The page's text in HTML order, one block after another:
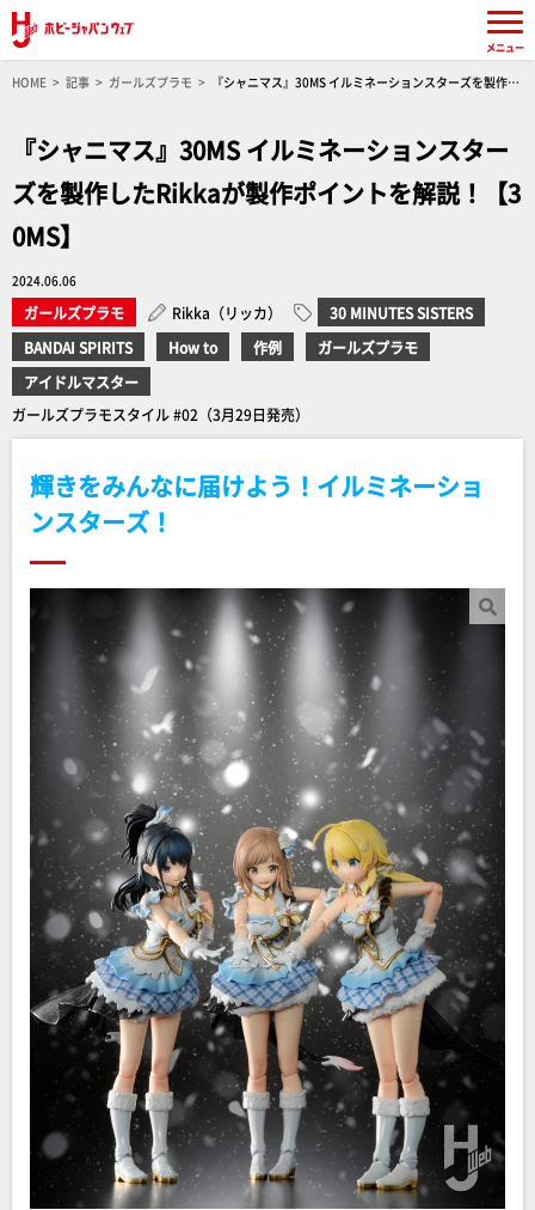
HOME 記事 ガールズプラモ
『シャニマス』30MS イルミネーションスターズを製作し
『シャニマス』30MS イルミネーションスター
ズを製作したRikkaが製作ポイントを解説！【3
0MS】
2024.06.06
ガールズプラモ Rikka（リッカ）
30 MINUTES SISTERS
BANDAI SPIRITS
How to 作例
ガールズプラモ
アイドルマスター
ガールズプラモスタイル #02（3月29日発売）
輝きをみんなに届けよう！イルミネーショ
ンスターズ！
メニュー